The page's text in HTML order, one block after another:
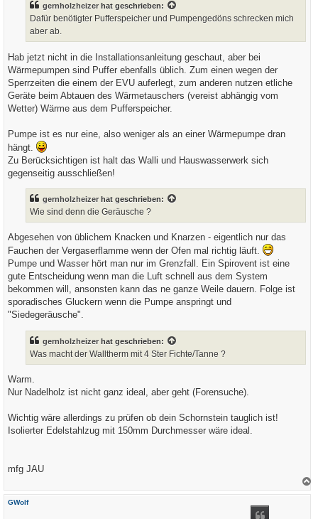
gernholzheizer hat geschrieben:
Dafür benötigter Pufferspeicher und Pumpengedöns schrecken mich
aber ab.
Hab jetzt nicht in die Installationsanleitung geschaut, aber bei
Wärmepumpen sind Puffer ebenfalls üblich. Zum einen wegen der
Sperrzeiten die einem der EVU auferlegt, zum anderen nutzen etliche
Geräte beim Abtauen des Wärmetauschers (vereist abhängig vom
Wetter) Wärme aus dem Pufferspeicher.
Pumpe ist es nur eine, also weniger als an einer Wärmepumpe dran
hängt.
Zu Berücksichtigen ist halt das Walli und Hauswasserwerk sich
gegenseitig ausschließen!
gernholzheizer hat geschrieben:
Wie sind denn die Geräusche ?
Abgesehen von üblichem Knacken und Knarzen - eigentlich nur das
Fauchen der Vergaserflamme wenn der Ofen mal richtig läuft.
Pumpe und Wasser hört man nur im Grenzfall. Ein Spirovent ist eine
gute Entscheidung wenn man die Luft schnell aus dem System
bekommen will, ansonsten kann das ne ganze Weile dauern. Folge ist
sporadisches Gluckern wenn die Pumpe anspringt und
"Siedegeräusche".
gernholzheizer hat geschrieben:
Was macht der Walltherm mit 4 Ster Fichte/Tanne ?
Warm.
Nur Nadelholz ist nicht ganz ideal, aber geht (Forensuche).
Wichtig wäre allerdings zu prüfen ob dein Schornstein tauglich ist!
Isolierter Edelstahlzug mit 150mm Durchmesser wäre ideal.
mfg JAU
GWolf